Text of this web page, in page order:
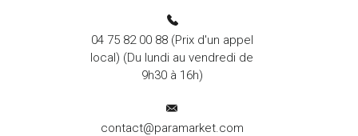
04 75 82 00 88(Prix d'un appel
local) (Du lundi au vendredi de
9h30 à 16h)
contact@paramarket.com